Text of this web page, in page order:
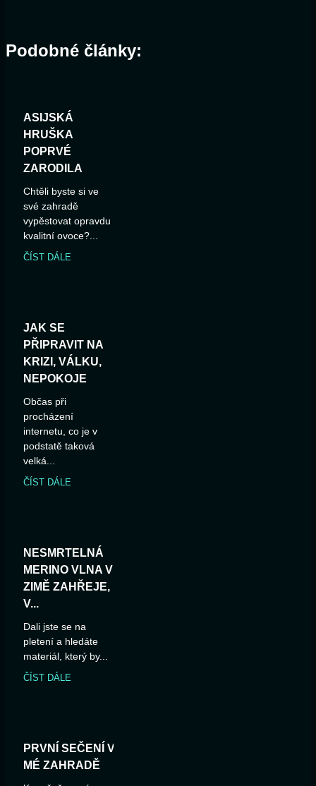
Podobné články:
ASIJSKÁ
HRUŠKA
POPRVÉ
ZARODILA
Chtěli byste si ve
své zahradě
vypěstovat opravdu
kvalitní ovoce?...
ČÍST DÁLE
JAK SE
PŘIPRAVIT NA
KRIZI, VÁLKU,
NEPOKOJE
Občas při
procházení
internetu, co je v
podstatě taková
velká...
ČÍST DÁLE
NESMRTELNÁ
MERINO VLNA V
ZIMĚ ZAHŘEJE,
V...
Dali jste se na
pletení a hledáte
materiál, který by...
ČÍST DÁLE
PRVNÍ SEČENÍ V
MÉ ZAHRADĚ